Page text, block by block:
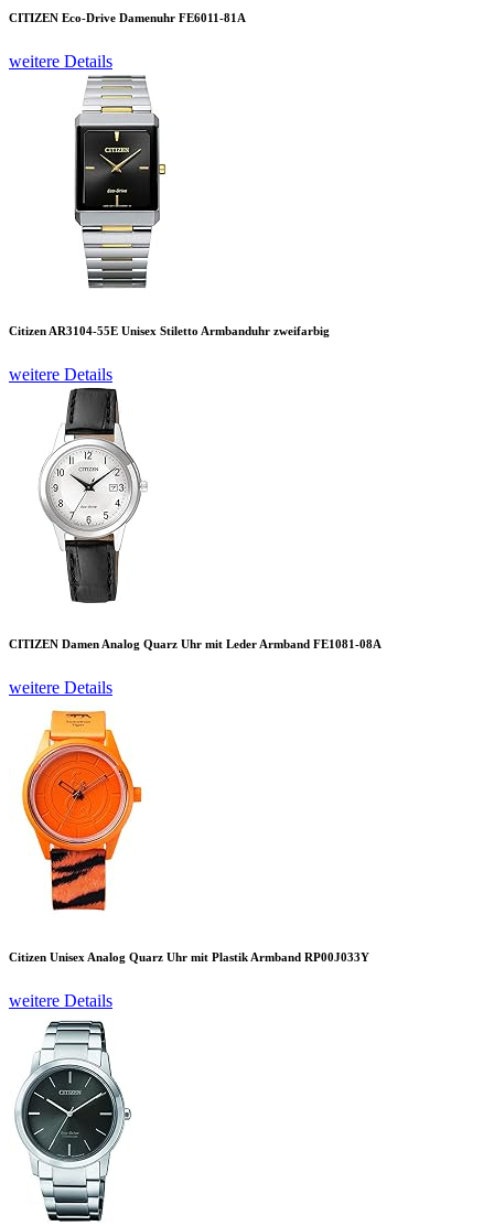
CITIZEN Eco-Drive Damenuhr FE6011-81A
weitere Details
Citizen AR3104-55E Unisex Stiletto Armbanduhr zweifarbig
weitere Details
CITIZEN Damen Analog Quarz Uhr mit Leder Armband FE1081-08A
weitere Details
Citizen Unisex Analog Quarz Uhr mit Plastik Armband RP00J033Y
weitere Details